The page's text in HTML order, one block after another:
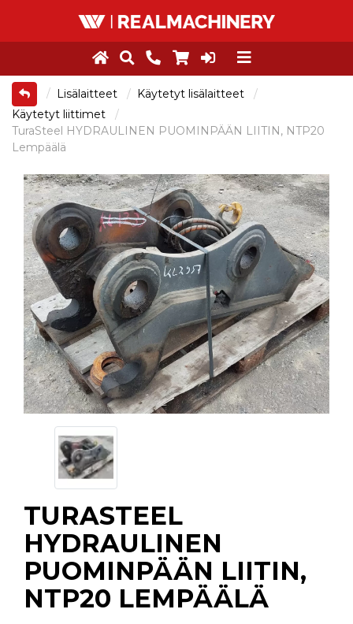
Lisälaitteet
Käytetyt lisälaitteet
Käytetyt liittimet
TuraSteel HYDRAULINEN PUOMINPÄÄN LIITIN, NTP20
Lempäälä
TURASTEEL
HYDRAULINEN
PUOMINPÄÄN LIITIN,
NTP20 LEMPÄÄLÄ